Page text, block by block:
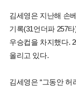
김세영은 지난해 손
기록(31언더파 257
우승컵을 차지했다.
올리고 있다.
김세영은 “그동안